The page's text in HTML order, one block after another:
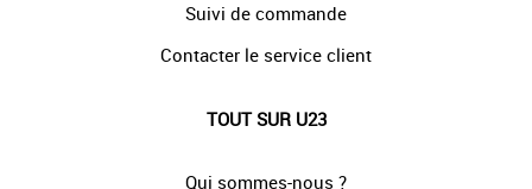
Suivi de commande
Contacter le service client
TOUT SUR U23
Qui sommes-nous ?